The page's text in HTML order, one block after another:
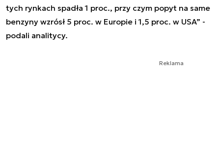
tych rynkach spadła 1 proc., przy czym popyt na same
benzyny wzrósł 5 proc. w Europie i 1,5 proc. w USA” -
podali analitycy.
Reklama